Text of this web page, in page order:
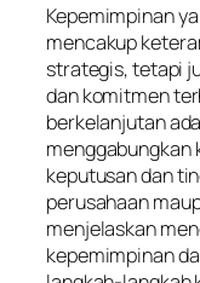
Kepemimpinan
mencakup
strategis, tetapi
dan komitmen
berkelanjutan
menggabungkan
keputusan dan
perusahaan
menjelaskan
kepemimpinan